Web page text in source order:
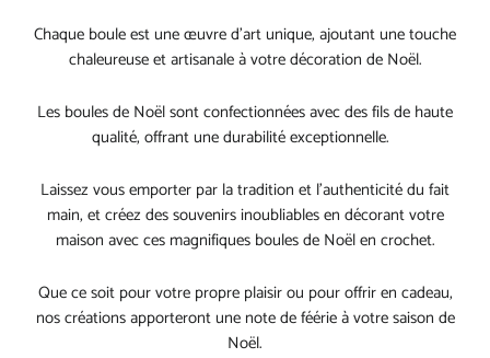
Chaque boule est une œuvre d'art unique, ajoutant une touche
chaleureuse et artisanale à votre décoration de Noël.
Les boules de Noël sont confectionnées avec des fils de haute
qualité, offrant une durabilité exceptionnelle.
Laissez vous emporter par la tradition et l'authenticité du fait
main, et créez des souvenirs inoubliables en décorant votre
maison avec ces magnifiques boules de Noël en crochet.
Que ce soit pour votre propre plaisir ou pour offrir en cadeau,
nos créations apporteront une note de féérie à votre saison de
Noël.